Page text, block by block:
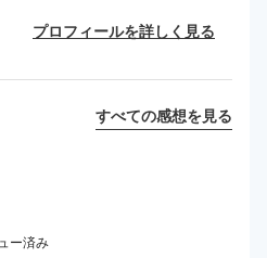
プロフィールを詳しく見る
すべての感想を見る
ー済み